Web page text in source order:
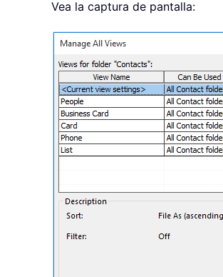
Vea la captura de pantalla: